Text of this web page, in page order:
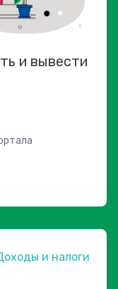
и вывести
и налоги